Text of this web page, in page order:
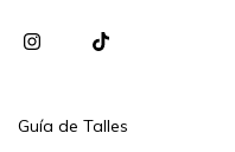
Guía de Talles